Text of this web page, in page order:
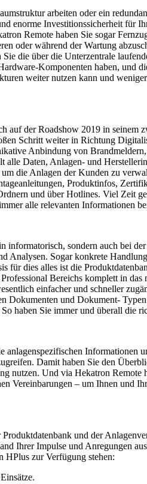
arbeiten oder ein
enorme Investitionssicherheit für
Remote haben Sie sogar
oder während der Wartung
die über die Unterzentrale
Komponenten haben, und
weiter nutzen kann und
auf der Roadshow 2019 in
Schritt weiter in Richtung
Anbindung von
Daten, Anlagen- und
die Anlagen der Kunden zu
Produktinfos,
und über Hotlines. Viel Zeit
alle relevanten Informationen
sondern auch bei
Analysen. Sogar konkrete
für dies alles ist die
Bereichs komplett in
einfacher und schneller
Dokumenten und Dokument-
haben Sie immer und überall die
Informationen
Damit haben Sie den
nutzen. Und via Hekatron
Vereinbarungen – um Ihnen und
und der
Ihrer Impulse und Anregungen
HPlus zur Verfügung stehen: